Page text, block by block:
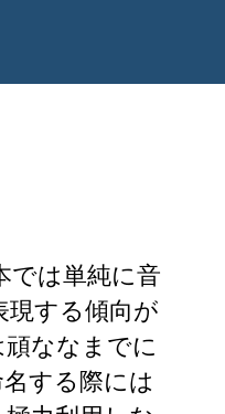
では単純に音
する傾向が
ななまでに
名する際には